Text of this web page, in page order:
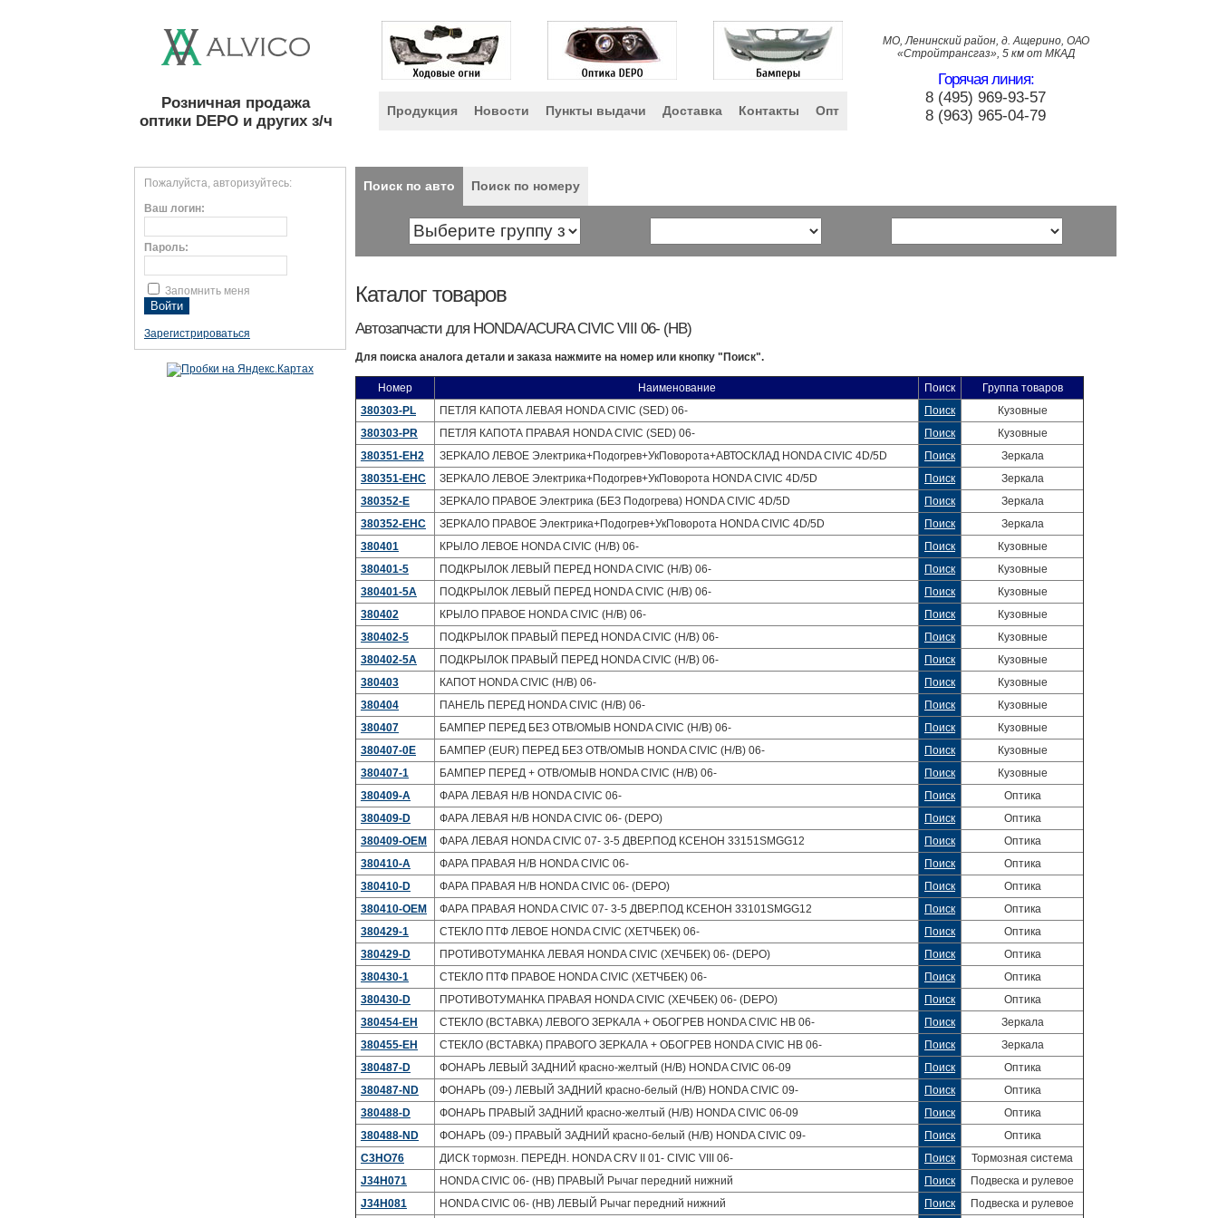
Розничная продажа
оптики DEPO и других з/ч
Продукция Новости Пункты выдачи Доставка Контакты Опт
МО, Ленинский район, д. Ащерино, ОАО
«Стройтрансгаз», 5 км от МКАД
Горячая линия:
8 (495) 969-93-57
8 (963) 965-04-79
Пожалуйста, авторизуйтесь:
Ваш логин:
Пароль:
Запомнить меня
Зарегистрироваться
Поиск по авто Поиск по номеру
Каталог товаров
Автозапчасти для HONDA/ACURA CIVIC VIII 06- (HB)
Для поиска аналога детали и заказа нажмите на номер или кнопку "Поиск".
Номер Наименование Поиск
Группа товаров
380303-PL
ПЕТЛЯ КАПОТА ЛЕВАЯ HONDA CIVIC (SED) 06- Поиск
Кузовные
380303-PR
ПЕТЛЯ КАПОТА ПРАВАЯ HONDA CIVIC (SED) 06- Поиск
Кузовные
380351-EH2
ЗЕРКАЛО ЛЕВОЕ Электрика+Подогрев+УкПоворота+АВТОСКЛАД HONDA CIVIC 4D/5D Поиск
Зеркала
380351-EHC
ЗЕРКАЛО ЛЕВОЕ Электрика+Подогрев+УкПоворота HONDA CIVIC 4D/5D Поиск
Зеркала
380352-E
ЗЕРКАЛО ПРАВОЕ Электрика (БЕЗ Подогрева) HONDA CIVIC 4D/5D Поиск
Зеркала
380352-EHC
ЗЕРКАЛО ПРАВОЕ Электрика+Подогрев+УкПоворота HONDA CIVIC 4D/5D Поиск
Зеркала
380401
КРЫЛО ЛЕВОЕ HONDA CIVIC (H/B) 06- Поиск
Кузовные
380401-5
ПОДКРЫЛОК ЛЕВЫЙ ПЕРЕД HONDA CIVIC (H/B) 06- Поиск
Кузовные
380401-5A
ПОДКРЫЛОК ЛЕВЫЙ ПЕРЕД HONDA CIVIC (H/B) 06- Поиск
Кузовные
380402
КРЫЛО ПРАВОЕ HONDA CIVIC (H/B) 06- Поиск
Кузовные
380402-5
ПОДКРЫЛОК ПРАВЫЙ ПЕРЕД HONDA CIVIC (H/B) 06- Поиск
Кузовные
380402-5A
ПОДКРЫЛОК ПРАВЫЙ ПЕРЕД HONDA CIVIC (H/B) 06- Поиск
Кузовные
380403
КАПОТ HONDA CIVIC (H/B) 06- Поиск
Кузовные
380404
ПАНЕЛЬ ПЕРЕД HONDA CIVIC (H/B) 06- Поиск
Кузовные
380407
БАМПЕР ПЕРЕД БЕЗ ОТВ/ОМЫВ HONDA CIVIC (H/B) 06- Поиск
Кузовные
380407-0E
БАМПЕР (EUR) ПЕРЕД БЕЗ ОТВ/ОМЫВ HONDA CIVIC (H/B) 06- Поиск
Кузовные
380407-1
БАМПЕР ПЕРЕД + ОТВ/ОМЫВ HONDA CIVIC (H/B) 06- Поиск
Кузовные
380409-A
ФАРА ЛЕВАЯ Н/В HONDA CIVIC 06- Поиск
Оптика
380409-D
ФАРА ЛЕВАЯ Н/В HONDA CIVIC 06- (DEPO) Поиск
Оптика
380409-OEM
ФАРА ЛЕВАЯ HONDA CIVIC 07- 3-5 ДВЕР.ПОД КСЕНОН 33151SMGG12 Поиск
Оптика
380410-A
ФАРА ПРАВАЯ H/B HONDA CIVIC 06- Поиск
Оптика
380410-D
ФАРА ПРАВАЯ H/B HONDA CIVIC 06- (DEPO) Поиск
Оптика
380410-OEM
ФАРА ПРАВАЯ HONDA CIVIC 07- 3-5 ДВЕР.ПОД КСЕНОН 33101SMGG12 Поиск
Оптика
380429-1
СТЕКЛО ПТФ ЛЕВОЕ HONDA CIVIC (ХЕТЧБЕК) 06- Поиск
Оптика
380429-D
ПРОТИВОТУМАНКА ЛЕВАЯ HONDA CIVIC (ХЕЧБЕК) 06- (DEPO) Поиск
Оптика
380430-1
СТЕКЛО ПТФ ПРАВОЕ HONDA CIVIC (ХЕТЧБЕК) 06- Поиск
Оптика
380430-D
ПРОТИВОТУМАНКА ПРАВАЯ HONDA CIVIC (ХЕЧБЕК) 06- (DEPO) Поиск
Оптика
380454-EH
СТЕКЛО (ВСТАВКА) ЛЕВОГО ЗЕРКАЛА + ОБОГРЕВ HONDA CIVIC HB 06- Поиск
Зеркала
380455-EH
СТЕКЛО (ВСТАВКА) ПРАВОГО ЗЕРКАЛА + ОБОГРЕВ HONDA CIVIC HB 06- Поиск
Зеркала
380487-D
ФОНАРЬ ЛЕВЫЙ ЗАДНИЙ красно-желтый (H/B) HONDA CIVIC 06-09 Поиск
Оптика
380487-ND
ФОНАРЬ (09-) ЛЕВЫЙ ЗАДНИЙ красно-белый (H/B) HONDA CIVIC 09- Поиск
Оптика
380488-D
ФОНАРЬ ПРАВЫЙ ЗАДНИЙ красно-желтый (H/B) HONDA CIVIC 06-09 Поиск
Оптика
380488-ND
ФОНАРЬ (09-) ПРАВЫЙ ЗАДНИЙ красно-белый (H/B) HONDA CIVIC 09- Поиск
Оптика
C3HO76
ДИСК тормозн. ПЕРЕДН. HONDA CRV II 01- CIVIC VIII 06- Поиск
Тормозная система
J34H071
HONDA CIVIC 06- (HB) ПРАВЫЙ Рычаг передний нижний Поиск
Подвеска и рулевое
J34H081
HONDA CIVIC 06- (HB) ЛЕВЫЙ Рычаг передний нижний Поиск Подвеска и рулевое